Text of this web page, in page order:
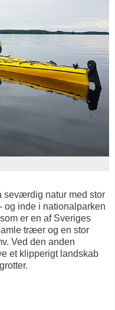
seværdig natur med stor
inde i nationalparken
er en af Sveriges
træer og en stor
Ved den anden
et klipperigt landskab